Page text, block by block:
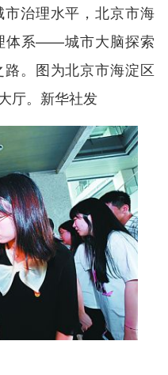
治理水平，北京市海
体系——城市大脑探索
。图为北京市海淀区
厅。新华社发